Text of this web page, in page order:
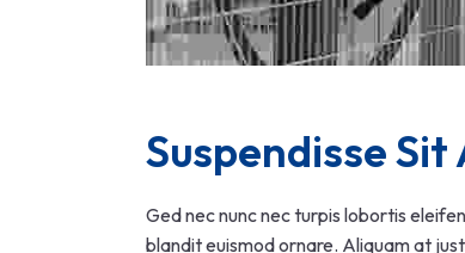
Suspendisse
Ged nec nunc nec turpis lobortis
blandit euismod ornare. Aliquam at